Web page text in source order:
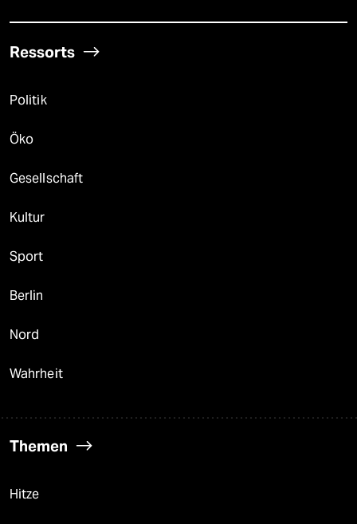
Ressorts
Politik
Öko
Gesellschaft
Kultur
Sport
Berlin
Nord
Wahrheit
Themen
Hitze